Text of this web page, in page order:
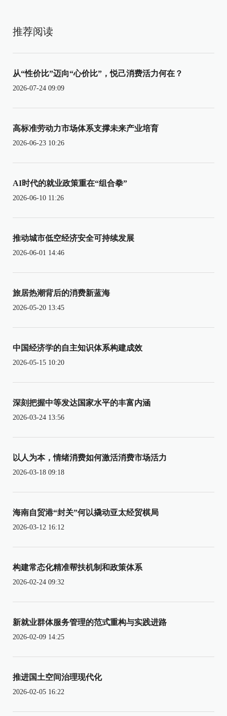
推荐阅读
从“性价比”迈向“心价比”，悦己消费活力何在？
2026-07-24 09:09
高标准劳动力市场体系支撑未来产业培育
2026-06-23 10:26
AI时代的就业政策重在“组合拳”
2026-06-10 11:26
推动城市低空经济安全可持续发展
2026-06-01 14:46
旅居热潮背后的消费新蓝海
2026-05-20 13:45
中国经济学的自主知识体系构建成效
2026-05-15 10:20
深刻把握中等发达国家水平的丰富内涵
2026-03-24 13:56
以人为本，情绪消费如何激活消费市场活力
2026-03-18 09:18
海南自贸港“封关”何以撬动亚太经贸棋局
2026-03-12 16:12
构建常态化精准帮扶机制和政策体系
2026-02-24 09:32
新就业群体服务管理的范式重构与实践进路
2026-02-09 14:25
推进国土空间治理现代化
2026-02-05 16:22